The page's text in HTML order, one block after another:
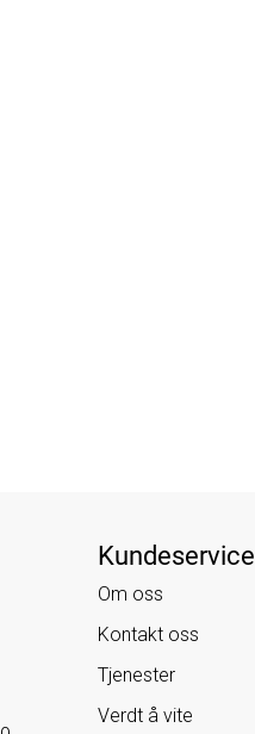
Kundeservice
Om oss
Kontakt oss
Tjenester
Verdt å vite